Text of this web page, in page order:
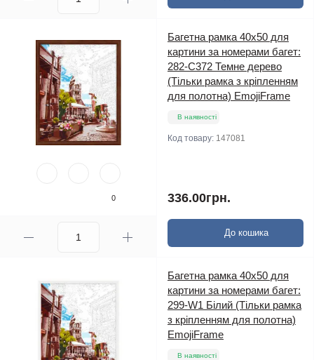
0
Багетна рамка 40х50 для
картини за номерами багет:
282-C372 Темне дерево
(Тільки рамка з кріпленням
для полотна) EmojiFrame
В наявності
Код товару: 147081
336.00грн.
До кошика
Багетна рамка 40х50 для
картини за номерами багет:
299-W1 Білий (Тільки рамка
з кріпленням для полотна)
EmojiFrame
В наявності